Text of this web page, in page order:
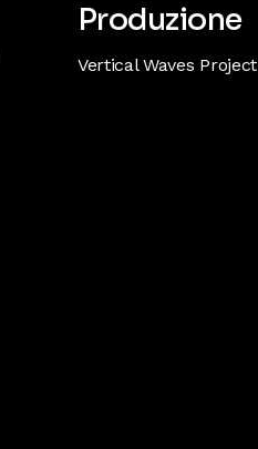
Produzione
Vertical Waves Project